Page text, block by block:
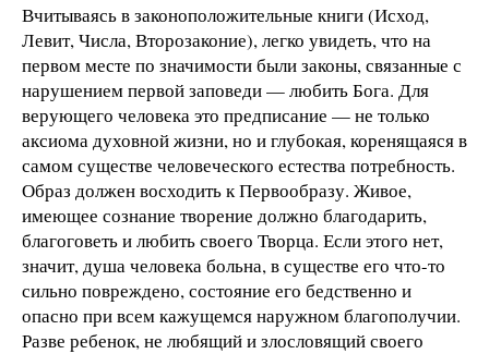
Вчитываясь в законоположительные книги (Исход,
Левит, Числа, Второзаконие), легко увидеть, что на
первом месте по значимости были законы, связанные с
нарушением первой заповеди — любить Бога. Для
верующего человека это предписание — не только
аксиома духовной жизни, но и глубокая, коренящаяся в
самом существе человеческого естества потребность.
Образ должен восходить к Первообразу. Живое,
имеющее сознание творение должно благодарить,
благоговеть и любить своего Творца. Если этого нет,
значит, душа человека больна, в существе его что-то
сильно повреждено, состояние его бедственно и
опасно при всем кажущемся наружном благополучии.
Разве ребенок, не любящий и злословящий своего